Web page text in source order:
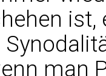
ist,
man